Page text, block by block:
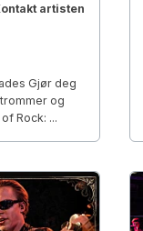
artisten
Gjør deg
og
Rock: ...